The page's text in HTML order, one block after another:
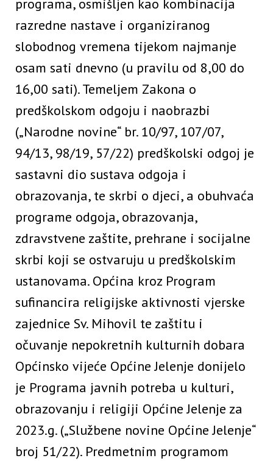
programa, osmišljen kao kombinacija
razredne nastave i organiziranog
slobodnog vremena tijekom najmanje
osam sati dnevno (u pravilu od 8,00 do
16,00 sati). Temeljem Zakona o
predškolskom odgoju i naobrazbi
(„Narodne novine“ br. 10/97, 107/07,
94/13, 98/19, 57/22) predškolski odgoj je
sastavni dio sustava odgoja i
obrazovanja, te skrbi o djeci, a obuhvaća
programe odgoja, obrazovanja,
zdravstvene zaštite, prehrane i socijalne
skrbi koji se ostvaruju u predškolskim
ustanovama. Općina kroz Program
sufinancira religijske aktivnosti vjerske
zajednice Sv. Mihovil te zaštitu i
očuvanje nepokretnih kulturnih dobara
Općinsko vijeće Općine Jelenje donijelo
je Programa javnih potreba u kulturi,
obrazovanju i religiji Općine Jelenje za
2023.g. („Službene novine Općine Jelenje“
broj 51/22). Predmetnim programom